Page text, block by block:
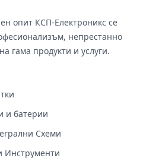
опит КСП-Електроникс се
непрестанно
гама продукти и услуги.
и батерии
Схеми
Инструменти